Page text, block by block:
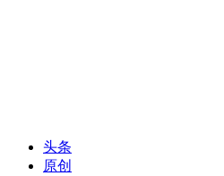
头条
原创